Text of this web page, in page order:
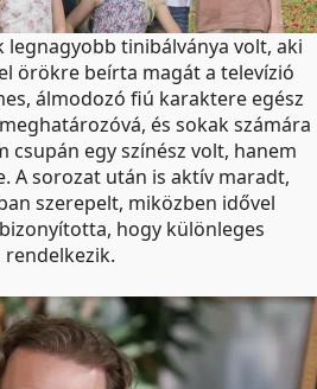
legnagyobb tinibálványa volt, aki
örökre beírta magát a televízió
álmodozó fiú karaktere egész
és sokak számára
csupán egy színész volt, hanem
A sorozat után is aktív maradt,
szerepelt, miközben idővel
hogy különleges